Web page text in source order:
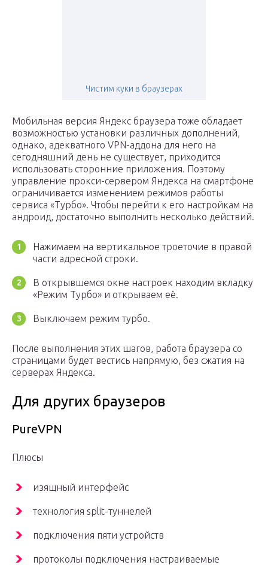
Чистим куки в браузерах
Мобильная версия Яндекс браузера тоже обладает
возможностью установки различных дополнений,
однако, адекватного VPN-аддона для него на
сегодняшний день не существует, приходится
использовать сторонние приложения. Поэтому
управление прокси-сервером Яндекса на смартфоне
ограничивается изменением режимов работы
сервиса «Турбо». Чтобы перейти к его настройкам на
андроид, достаточно выполнить несколько действий.
Нажимаем на вертикальное троеточие в правой
части адресной строки.
В открывшемся окне настроек находим вкладку
«Режим Турбо» и открываем её.
Выключаем режим турбо.
После выполнения этих шагов, работа браузера со
страницами будет вестись напрямую, без сжатия на
серверах Яндекса.
Для других браузеров
PureVPN
Плюсы
изящный интерфейс
технология split-туннелей
подключения пяти устройств
протоколы подключения настраиваемые